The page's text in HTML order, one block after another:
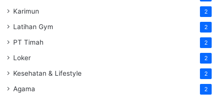
Karimun 2
Latihan Gym 2
PT Timah 2
Loker 2
Kesehatan & Lifestyle 2
Agama 2